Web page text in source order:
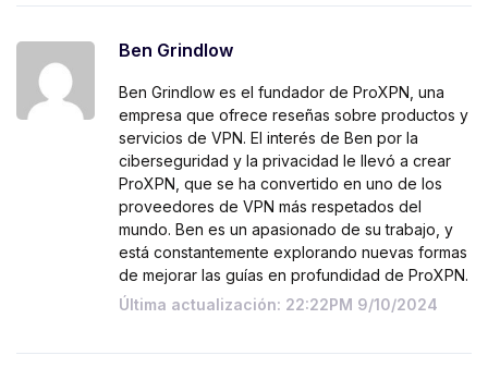
Ben Grindlow
Ben Grindlow es el fundador de ProXPN, una
empresa que ofrece reseñas sobre productos y
servicios de VPN. El interés de Ben por la
ciberseguridad y la privacidad le llevó a crear
ProXPN, que se ha convertido en uno de los
proveedores de VPN más respetados del
mundo. Ben es un apasionado de su trabajo, y
está constantemente explorando nuevas formas
de mejorar las guías en profundidad de ProXPN.
Última actualización: 22:22PM 9/10/2024